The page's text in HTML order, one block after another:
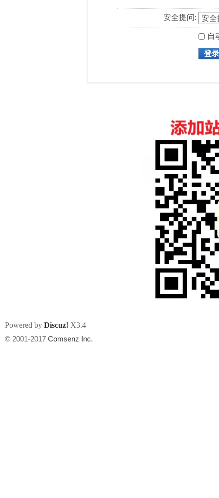
安全提问:
自
登录
Powered by Discuz! X3.4
© 2001-2017 Comsenz Inc.